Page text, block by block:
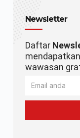
Newsletter
Daftar
wawasan